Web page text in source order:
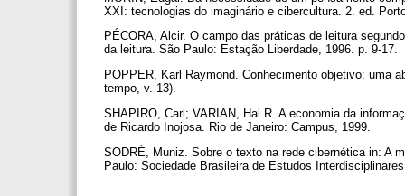
XXI: tecnologias do imaginário e cibercultura. 2. ed.
PÉCORA, Alcir. O campo das práticas de leitura
da leitura. São Paulo: Estação Liberdade, 1996. p. 9-17.
POPPER, Karl Raymond. Conhecimento objetivo: uma
tempo, v. 13).
SHAPIRO, Carl; VARIAN, Hal R. A economia da
de Ricardo Inojosa. Rio de Janeiro: Campus, 1999.
SODRÉ, Muniz. Sobre o texto na rede cibernética in: A
Paulo: Sociedade Brasileira de Estudos